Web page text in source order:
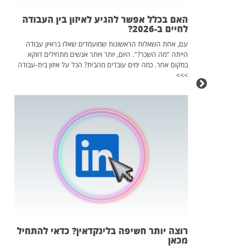
האם בכלל אפשר להגיע לאיזון בין העבודה
לחיים ב-2026?
עם, אחת השאלות הראשונות שמועמדים שאלו בראיון עבודה
הייתה "מה השכר?". היום, יותר ויותר אנשים מתחילים דווקא
במקום אחר. כמה ימים עובדים מהבית? הכל על איזון בית-עבודה
>>>
רוצה יותר חשיפה בלינקדאין? כדאי להתחיל
מכאן